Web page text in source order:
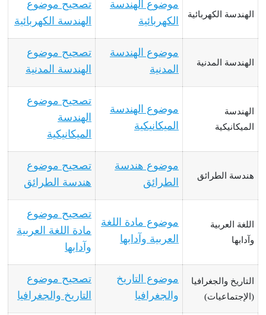
الهندسة الكهربائية
موضوع الهندسة
الكهربائية
تصحيح موضوع
الهندسة الكهربائية
الهندسة المدنية
موضوع الهندسة
المدنية
تصحيح موضوع
الهندسة المدنية
الهندسة
الميكانيكية
موضوع الهندسة
الميكانيكية
تصحيح موضوع
الهندسة
الميكانيكية
هندسة الطرائق
موضوع هندسة
الطرائق
تصحيح موضوع
هندسة الطرائق
اللغة العربية
وآدابها
موضوع مادة اللغة
العربية وآدابها
تصحيح موضوع
مادة اللغة العربية
وآدابها
التاريخ والجغرافيا
(الإجتماعيات)
موضوع التاريخ
والجغرافيا
تصحيح موضوع
التاريخ والجغرافيا